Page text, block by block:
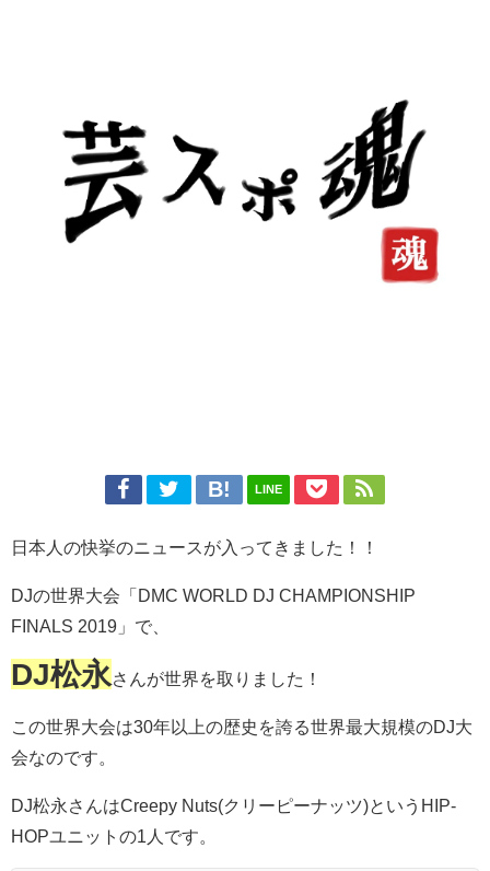
LINE
日本人の快挙のニュースが入ってきました！！
DJの世界大会「DMC WORLD DJ CHAMPIONSHIP
FINALS 2019」で、
DJ松永 さんが世界を取りました！
この世界大会は30年以上の歴史を誇る世界最大規模のDJ大
会なのです。
DJ松永さんはCreepy Nuts(クリーピーナッツ)というHIP-
HOPユニットの1人です。